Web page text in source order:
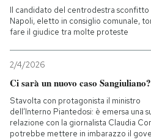
Il candidato del centrodestra sconfitto
Napoli, eletto in consiglio comunale,
fare il giudice tra molte proteste
2/4/2026
Ci sarà un nuovo caso Sangiuliano?
Stavolta con protagonista il ministro
dell’Interno Piantedosi: è emersa una
relazione con la giornalista Claudia
potrebbe mettere in imbarazzo il